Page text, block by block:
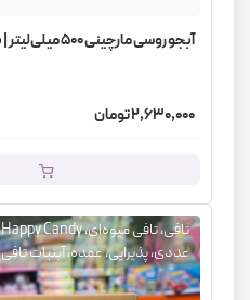
آبجو روسی مارچینی ۵۰۰ میلی‌لیتر | باکس ۶ عددی (عمده)
2,630,000 تومان
عددی، پذیرایی، عمده، آبنبات تافی